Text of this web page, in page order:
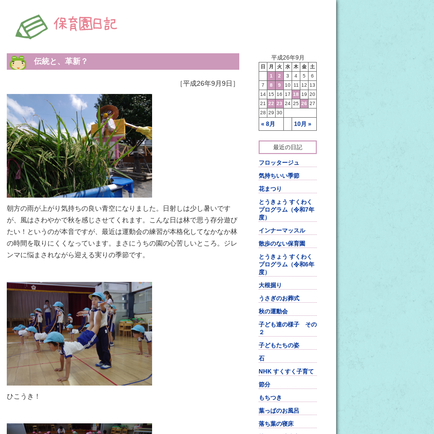
伝統と、革新？
［平成26年9月9日］
朝方の雨が上がり気持ちの良い青空になりました。日射しは少し暑いです
が、風はさわやかで秋を感じさせてくれます。こんな日は林で思う存分遊び
たい！というのが本音ですが、最近は運動会の練習が本格化してなかなか林
の時間を取りにくくなっています。まさにうちの園の心苦しいところ。ジレ
ンマに悩まされながら迎える実りの季節です。
ひこうき！
平成26年9月
日 月 火 水 木 金 土
« 8月 10月 »
1 2 3 4 5
6
7
8 9 10 11 12
13
14 15 16 17 18 19 20
21
22 23 24 25 26 27
28 29 30
最近の日記
フロッタージュ
気持ちいい季節
花まつり
とうきょう すくわく
プログラム（令和7年
度）
インナーマッスル
散歩のない保育園
とうきょう すくわく
プログラム（令和6年
度）
大根掘り
うさぎのお葬式
秋の運動会
子ども達の様子 その
２
子どもたちの姿
石
NHK すくすく子育て
節分
もちつき
葉っぱのお風呂
落ち葉の寝床